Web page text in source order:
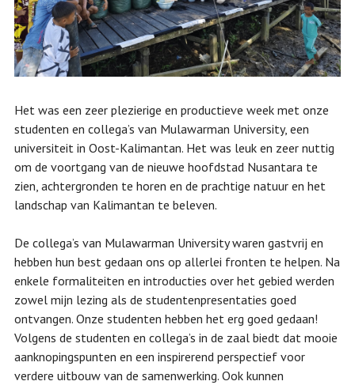
Het was een zeer plezierige en productieve week met onze
studenten en collega’s van Mulawarman University, een
universiteit in Oost-Kalimantan. Het was leuk en zeer nuttig
om de voortgang van de nieuwe hoofdstad Nusantara te
zien, achtergronden te horen en de prachtige natuur en het
landschap van Kalimantan te beleven.
De collega’s van Mulawarman University waren gastvrij en
hebben hun best gedaan ons op allerlei fronten te helpen. Na
enkele formaliteiten en introducties over het gebied werden
zowel mijn lezing als de studentenpresentaties goed
ontvangen. Onze studenten hebben het erg goed gedaan!
Volgens de studenten en collega’s in de zaal biedt dat mooie
aanknopingspunten en een inspirerend perspectief voor
verdere uitbouw van de samenwerking. Ook kunnen